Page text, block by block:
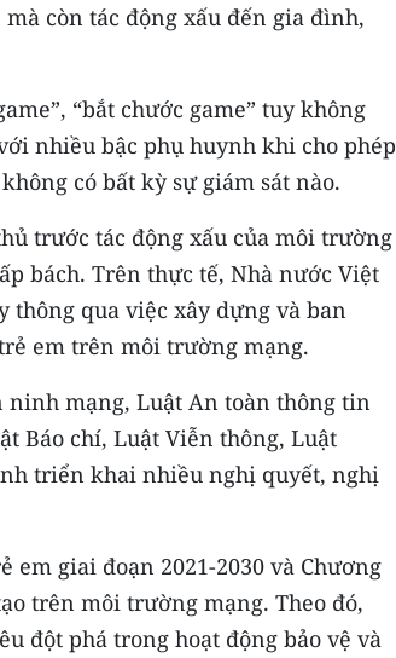
còn tác động xấu đến gia đình,
“bắt chước game” tuy không
nhiều bậc phụ huynh khi cho phép
có bất kỳ sự giám sát nào.
trước tác động xấu của môi trường
bách. Trên thực tế, Nhà nước Việt
thông qua việc xây dựng và ban
em trên môi trường mạng.
ninh mạng, Luật An toàn thông tin
Báo chí, Luật Viễn thông, Luật
triển khai nhiều nghị quyết, nghị
giai đoạn 2021-2030 và Chương
trên môi trường mạng. Theo đó,
đột phá trong hoạt động bảo vệ và